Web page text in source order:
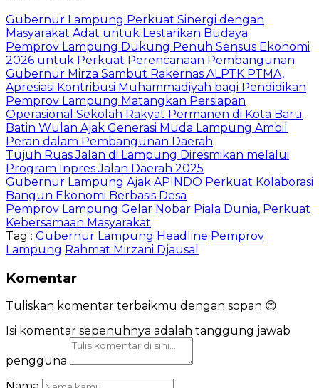
Gubernur Lampung Perkuat Sinergi dengan
Masyarakat Adat untuk Lestarikan Budaya
Pemprov Lampung Dukung Penuh Sensus Ekonomi
2026 untuk Perkuat Perencanaan Pembangunan
Gubernur Mirza Sambut Rakernas ALPTK PTMA,
Apresiasi Kontribusi Muhammadiyah bagi Pendidikan
Pemprov Lampung Matangkan Persiapan
Operasional Sekolah Rakyat Permanen di Kota Baru
Batin Wulan Ajak Generasi Muda Lampung Ambil
Peran dalam Pembangunan Daerah
Tujuh Ruas Jalan di Lampung Diresmikan melalui
Program Inpres Jalan Daerah 2025
Gubernur Lampung Ajak APINDO Perkuat Kolaborasi
Bangun Ekonomi Berbasis Desa
Pemprov Lampung Gelar Nobar Piala Dunia, Perkuat
Kebersamaan Masyarakat
Tag : Gubernur Lampung Headline Pemprov
Lampung Rahmat Mirzani Djausal
Komentar
Tuliskan komentar terbaikmu dengan sopan 😊
Isi komentar sepenuhnya adalah tanggung jawab
pengguna